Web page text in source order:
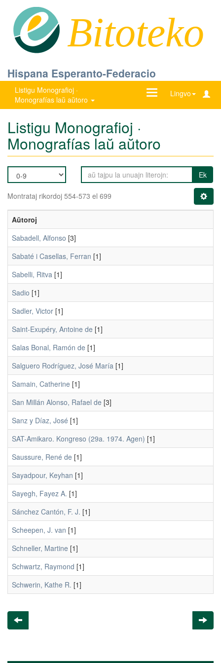
Bitoteko
Hispana Esperanto-Federacio
Listigu Monografioj ·
Monografías laŭ aŭtoro
Lingvo
Ŝanĝu
Listigu Monografioj ·
Monografías laŭ aŭtoro
Ek
Montrataj rikordoj 554-573 el 699
Aŭtoroj
Sabadell, Alfonso [3]
Sabaté i Casellas, Ferran [1]
Sabelli, Ritva [1]
Sadio [1]
Sadler, Victor [1]
Saint-Exupéry, Antoine de [1]
Salas Bonal, Ramón de [1]
Salguero Rodríguez, José María [1]
Samain, Catherine [1]
San Millán Alonso, Rafael de [3]
Sanz y Díaz, José [1]
SAT-Amikaro. Kongreso (29a. 1974. Agen) [1]
Saussure, René de [1]
Sayadpour, Keyhan [1]
Sayegh, Fayez A. [1]
Sánchez Cantón, F. J. [1]
Scheepen, J. van [1]
Schneller, Martine [1]
Schwartz, Raymond [1]
Schwerin, Kathe R. [1]